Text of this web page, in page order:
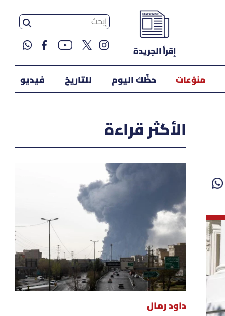
إقرأ الجريدة
منوّعات حظّك اليوم للتاريخ فيديو
الأكثر قراءة
داود رمال